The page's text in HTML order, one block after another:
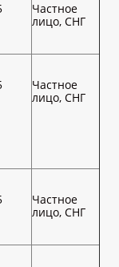
Частное
лицо, СНГ
Частное
лицо, СНГ
Частное
лицо, СНГ